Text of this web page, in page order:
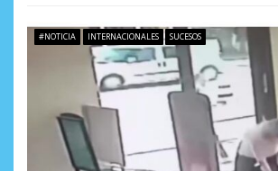
#NOTICIA INTERNACIONALES SUCESOS